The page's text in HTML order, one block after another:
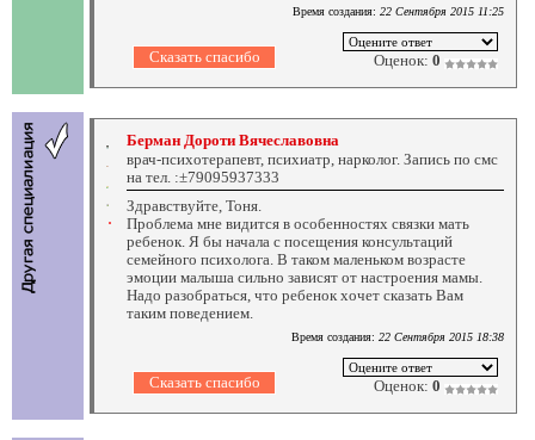
Время создания: 22 Сентября 2015 11:25
Оценок: 0
Берман Дороти Вячеславовна
врач-психотерапевт, психиатр, нарколог. Запись по смс
на тел. :±79095937333
Здравствуйте, Тоня.
Проблема мне видится в особенностях связки мать
ребенок. Я бы начала с посещения консультаций
семейного психолога. В таком маленьком возрасте
эмоции малыша сильно зависят от настроения мамы.
Надо разобраться, что ребенок хочет сказать Вам
таким поведением.
Время создания: 22 Сентября 2015 18:38
Оценок: 0